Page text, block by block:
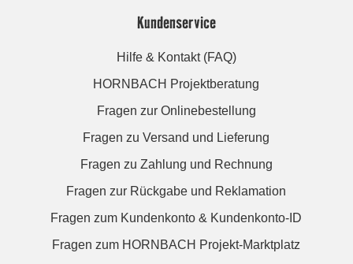
Kundenservice
Hilfe & Kontakt (FAQ)
HORNBACH Projektberatung
Fragen zur Onlinebestellung
Fragen zu Versand und Lieferung
Fragen zu Zahlung und Rechnung
Fragen zur Rückgabe und Reklamation
Fragen zum Kundenkonto & Kundenkonto-ID
Fragen zum HORNBACH Projekt-Marktplatz